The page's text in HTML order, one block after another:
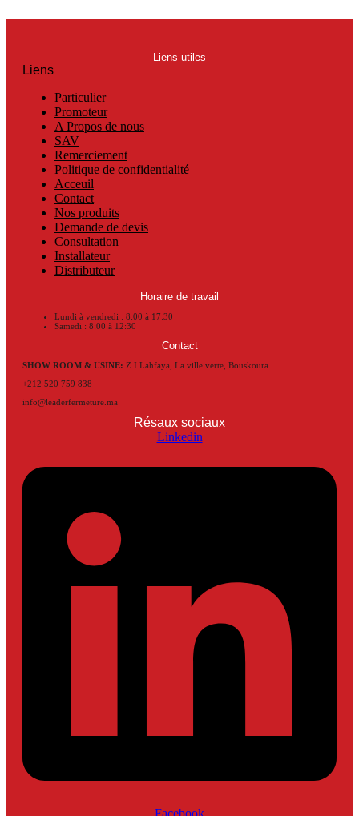
Liens utiles
Liens
Particulier
Promoteur
A Propos de nous
SAV
Remerciement
Politique de confidentialité
Acceuil
Contact
Nos produits
Demande de devis
Consultation
Installateur
Distributeur
Horaire de travail
Lundi à vendredi : 8:00 à 17:30
Samedi : 8:00 à 12:30
Contact
SHOW ROOM & USINE: Z.I Lahfaya, La ville verte, Bouskoura
+212 520 759 838
info@leaderfermeture.ma
Résaux sociaux
Linkedin
Facebook